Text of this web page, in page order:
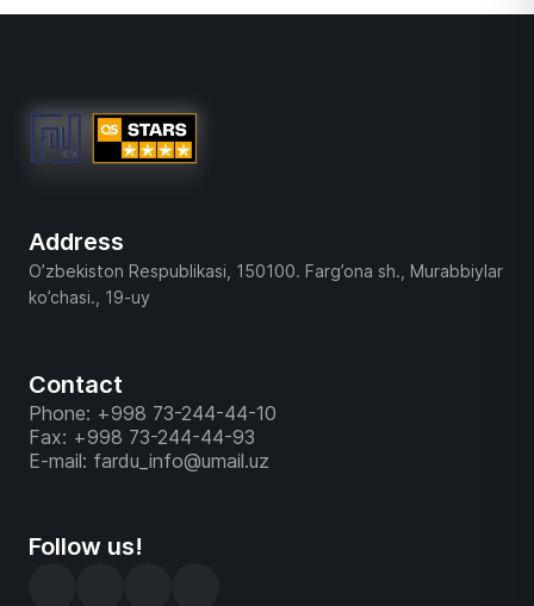
Address
O’zbekiston Respublikasi, 150100. Farg’ona sh., Murabbiylar
ko’chasi., 19-uy
Contact
Phone: +998 73-244-44-10
Fax: +998 73-244-44-93
E-mail: fardu_info@umail.uz
Follow us!